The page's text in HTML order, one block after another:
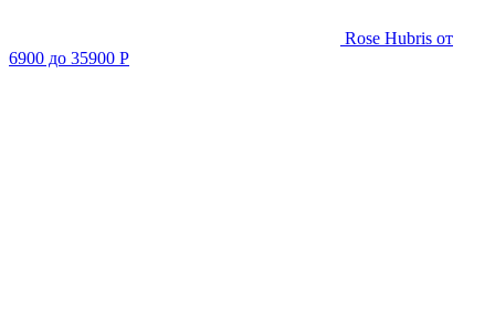
Rose Hubris от
6900 до 35900 Р